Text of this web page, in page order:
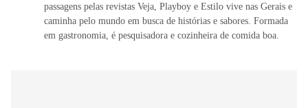
passagens pelas revistas Veja, Playboy e Estilo vive nas Gerais e
caminha pelo mundo em busca de histórias e sabores. Formada
em gastronomia, é pesquisadora e cozinheira de comida boa.